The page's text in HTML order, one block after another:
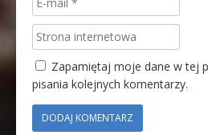
Zapamiętaj moje dane w tej
pisania kolejnych komentarzy.